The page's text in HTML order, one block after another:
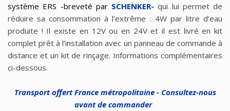
système ERS -breveté par SCHENKER- qui lui permet de
réduire sa consommation à l’extrême : 4W par litre d’eau
produite ! Il existe en 12V ou en 24V et il est livré en kit
complet prêt à l’installation avec un panneau de commande à
distance et un kit de rinçage. Informations complémentaires
ci-dessous.
Transport offert France métropolitaine - Consultez-nous
avant de commander